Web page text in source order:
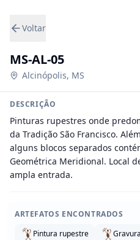
Voltar
MS-AL-05
Alcinópolis, MS
DESCRIÇÃO
Pinturas rupestres onde
da Tradição São Francisco.
alguns blocos separados
Geométrica Meridional. Local
ampla entrada.
ARTEFATOS ENCONTRADOS
Pintura rupestre